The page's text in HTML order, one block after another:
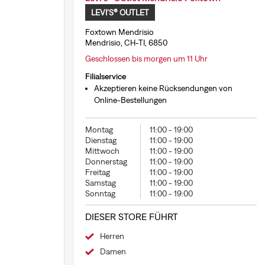
LEVI'S® OUTLET
Foxtown Mendrisio
Mendrisio, CH-TI, 6850
Geschlossen bis morgen um 11 Uhr
Filialservice
Akzeptieren keine Rücksendungen von
Online-Bestellungen
Montag 11:00-19:00
Dienstag
11:00-19:00
Mittwoch
11:00-19:00
Donnerstag
11:00-19:00
Freitag
11:00-19:00
Samstag
11:00-19:00
Sonntag
11:00-19:00
DIESER STORE FÜHRT
Herren
Damen